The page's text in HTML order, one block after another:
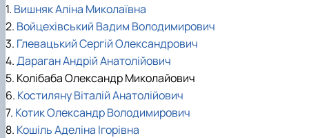
1. Вишняк Аліна Миколаївна
2. Войцехівський Вадим Володимирович
3. Глевацький Сергій Олександрович
4.Дараган Андрій Анатолійович
5. Колібаба Олександр Миколайович
6. Костиляну Віталій Анатолійович
7. Котик Олександр Володимирович
8. Кошіль Аделіна Ігорівна